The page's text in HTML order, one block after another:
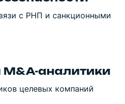
с РНП и санкционными
M&A-аналитики
целевых компаний